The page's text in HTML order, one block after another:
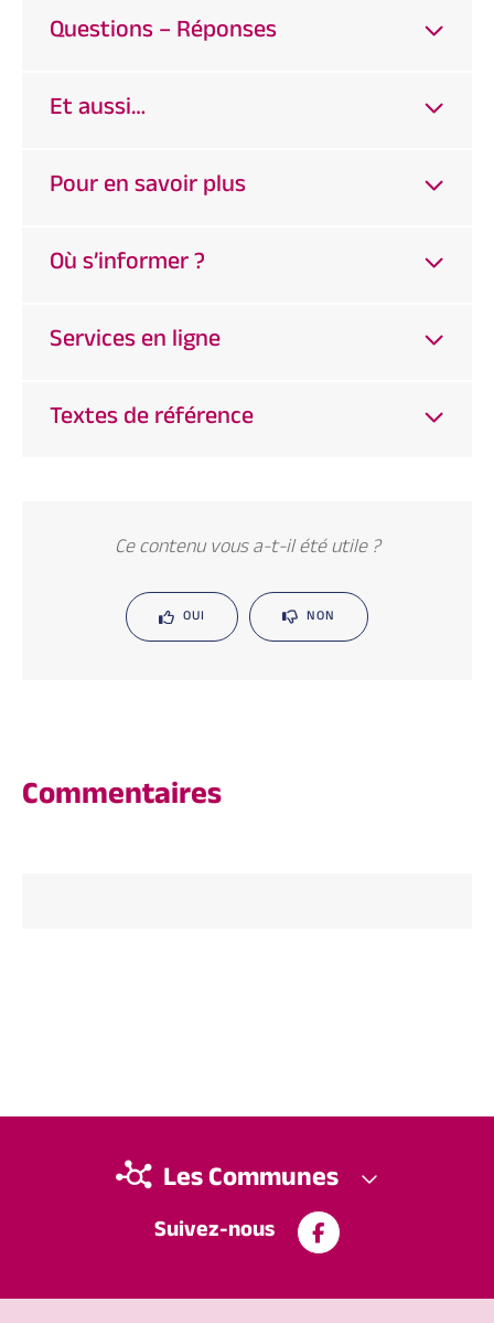
Questions – Réponses
Et aussi…
Pour en savoir plus
Où s’informer ?
Services en ligne
Textes de référence
Ce contenu vous a-t-il été utile ?
OUI NON
Commentaires
Suivez-nous
Les Communes